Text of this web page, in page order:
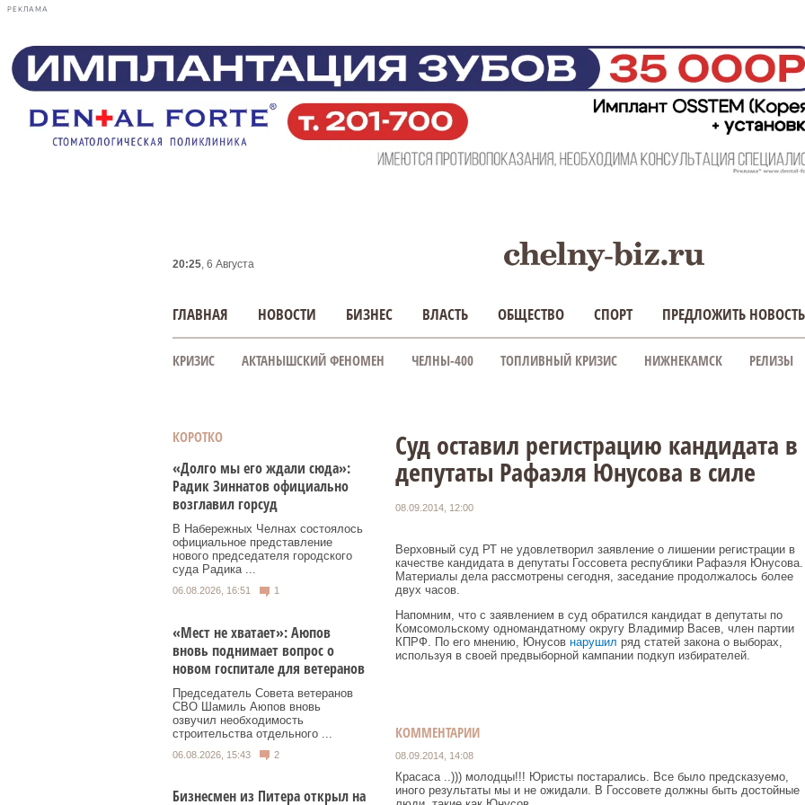
РЕКЛАМА
20:25, 6 Августа
ГЛАВНАЯ НОВОСТИ БИЗНЕС ВЛАСТЬ ОБЩЕСТВО СПОРТ ПРЕДЛОЖИТЬ НОВОСТЬ
КРИЗИС АКТАНЫШСКИЙ ФЕНОМЕН ЧЕЛНЫ-400 ТОПЛИВНЫЙ КРИЗИС НИЖНЕКАМСК РЕЛИЗЫ
КОРОТКО
«Долго мы его ждали сюда»:
Радик Зиннатов официально
возглавил горсуд
В Набережных Челнах состоялось
официальное представление
нового председателя городского
суда Радика ...
06.08.2026, 16:51 1
«Мест не хватает»: Аюпов
вновь поднимает вопрос о
новом госпитале для ветеранов
Председатель Совета ветеранов
СВО Шамиль Аюпов вновь
озвучил необходимость
строительства отдельного ...
06.08.2026, 15:43 2
Бизнесмен из Питера открыл на
Суд оставил регистрацию кандидата в
депутаты Рафаэля Юнусова в силе
08.09.2014, 12:00
Верховный суд РТ не удовлетворил заявление о лишении регистрации в
качестве кандидата в депутаты Госсовета республики Рафаэля Юнусова.
Материалы дела рассмотрены сегодня, заседание продолжалось более
двух часов.
Напомним, что с заявлением в суд обратился кандидат в депутаты по
Комсомольскому одномандатному округу Владимир Васев, член партии
КПРФ. По его мнению, Юнусов нарушил ряд статей закона о выборах,
используя в своей предвыборной кампании подкуп избирателей.
КОММЕНТАРИИ
08.09.2014, 14:08
Красаса ..))) молодцы!!! Юристы постарались. Все было предсказуемо,
иного результаты мы и не ожидали. В Госсовете должны быть достойные